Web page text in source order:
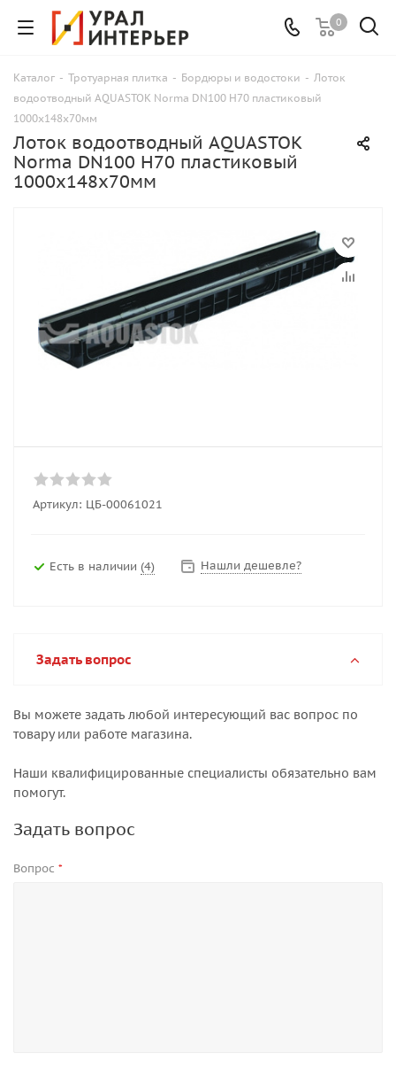
0
Каталог - Тротуарная плитка - Бордюры и водостоки - Лоток
водоотводный AQUASTOK Norma DN100 H70 пластиковый
1000х148х70мм
Лоток водоотводный AQUASTOK
Norma DN100 H70 пластиковый
1000х148х70мм
Артикул: ЦБ-00061021
Есть в наличии (4) Нашли дешевле?
Задать вопрос
Вы можете задать любой интересующий вас вопрос по
товару или работе магазина.
Наши квалифицированные специалисты обязательно вам
помогут.
Задать вопрос
Вопрос *